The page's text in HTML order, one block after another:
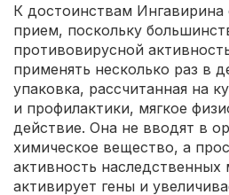
К достоинствам Ингавирина
прием, поскольку
противовирусной
применять несколько раз в
упаковка, рассчитанная на
и профилактики, мягкое
действие. Она не вводят в
химическое вещество, а
активность наследственных
активирует гены и